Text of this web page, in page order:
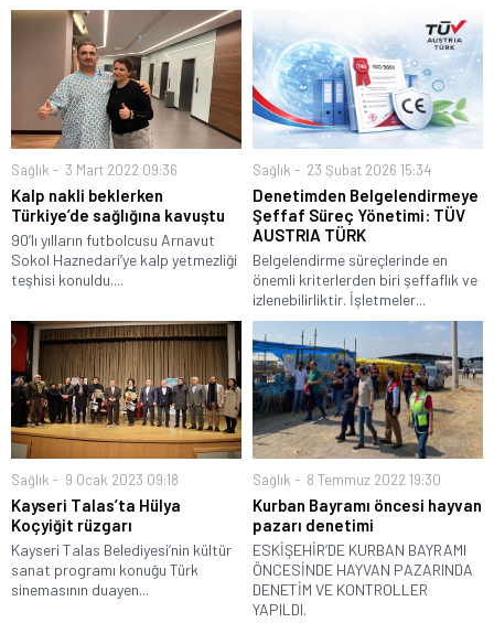
Sağlık 3 Mart 2022 09:36
Kalp nakli beklerken
Türkiye’de sağlığına kavuştu
90’lı yılların futbolcusu Arnavut
Sokol Haznedari’ye kalp yetmezliği
teşhisi konuldu....
Sağlık 23 Şubat 2026 15:34
Denetimden Belgelendirmeye
Şeffaf Süreç Yönetimi: TÜV
AUSTRIA TÜRK
Belgelendirme süreçlerinde en
önemli kriterlerden biri şeffaflık ve
izlenebilirliktir. İşletmeler...
Sağlık 9 Ocak 2023 09:18
Kayseri Talas’ta Hülya
Koçyiğit rüzgarı
Kayseri Talas Belediyesi’nin kültür
sanat programı konuğu Türk
sinemasının duayen...
Sağlık 8 Temmuz 2022 19:30
Kurban Bayramı öncesi hayvan
pazarı denetimi
ESKİŞEHİR’DE KURBAN BAYRAMI
ÖNCESİNDE HAYVAN PAZARINDA
DENETİM VE KONTROLLER
YAPILDI.